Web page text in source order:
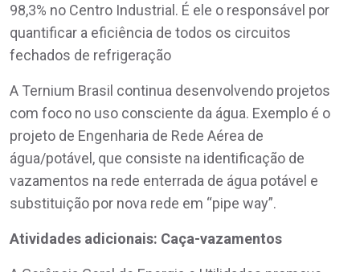
98,3% no Centro Industrial. É ele o responsável por
quantificar a eficiência de todos os circuitos
fechados de refrigeração
A Ternium Brasil continua desenvolvendo projetos
com foco no uso consciente da água. Exemplo é o
projeto de Engenharia de Rede Aérea de
água/potável, que consiste na identificação de
vazamentos na rede enterrada de água potável e
substituição por nova rede em “pipe way”.
Atividades adicionais: Caça-vazamentos